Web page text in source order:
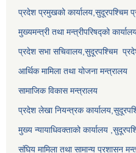
प्रदेश प्रमुखको कार्यालय, सुदूरपश्चिम
मुख्यमन्त्री तथा मन्त्रीपरिषद्को
प्रदेश सभा सचिवालय, सुदूरपश्चिम
आर्थिक मामिला तथा योजना मन्त्रालय
सामाजिक विकास मन्त्रालय
प्रदेश लेखा नियन्त्रक कार्यालय,
मुख्य न्यायाधिवक्ताको कार्यालय ,
संघिय मामिला तथा सामान्य प्रशासन